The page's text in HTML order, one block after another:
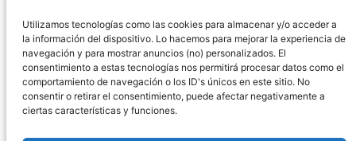
Utilizamos tecnologías como las cookies para almacenar y/o acceder a
la información del dispositivo. Lo hacemos para mejorar la experiencia de
navegación y para mostrar anuncios (no) personalizados. El
consentimiento a estas tecnologías nos permitirá procesar datos como el
comportamiento de navegación o los ID's únicos en este sitio. No
consentir o retirar el consentimiento, puede afectar negativamente a
ciertas características y funciones.
Hablamos?